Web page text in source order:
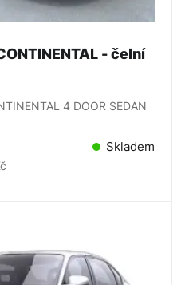
- čelní
4 DOOR SEDAN
Skladem